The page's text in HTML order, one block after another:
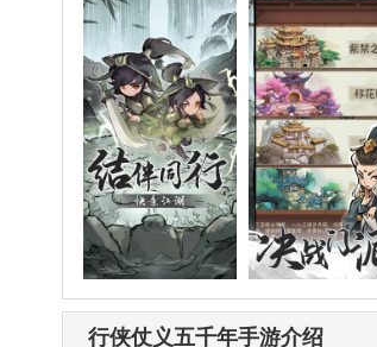
安卓版 / 中文 /
拳皇97ol九游最新版 5.0.0安卓版
安卓版 / 中文 /
三国大冒险手游 11.21.2安卓版
安卓版 / 中文 /
行侠仗义五千年手游介绍